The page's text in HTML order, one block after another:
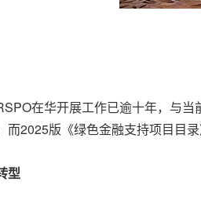
在华开展工作已逾十年，与
而2025版《绿色金融支持项目目
型